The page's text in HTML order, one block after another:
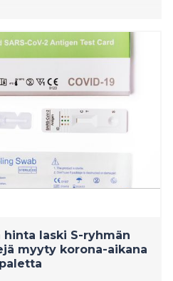
laski S-ryhmän
myyty korona-aikana